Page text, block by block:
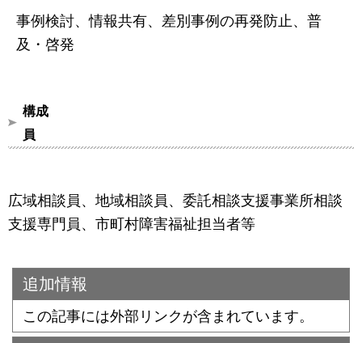
事例検討、情報共有、差別事例の再発防止、普
及・啓発
構成
広域相談員、地域相談員、委託相談支援事業所相談
支援専門員、市町村障害福祉担当者等
追加情報
この記事には外部リンクが含まれています。